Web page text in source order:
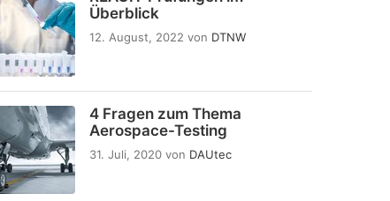
Überblick
12. August, 2022 von DTNW
4 Fragen zum Thema
Aerospace-Testing
31. Juli, 2020 von DAUtec